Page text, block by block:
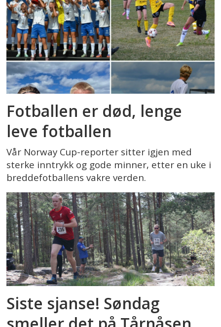
Fotballen er død, lenge
leve fotballen
Vår Norway Cup-reporter sitter igjen med
sterke inntrykk og gode minner, etter en uke i
breddefotballens vakre verden.
Siste sjanse! Søndag